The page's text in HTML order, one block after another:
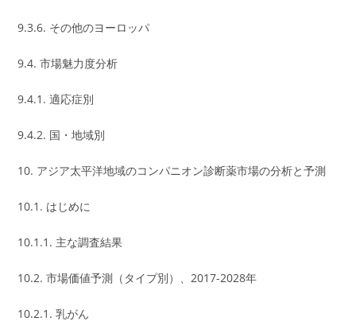
9.3.6. その他のヨーロッパ
9.4. 市場魅力度分析
9.4.1. 適応症別
9.4.2. 国・地域別
10. アジア太平洋地域のコンパニオン診断薬市場の分析と予測
10.1. はじめに
10.1.1. 主な調査結果
10.2. 市場価値予測（タイプ別）、2017-2028年
10.2.1. 乳がん